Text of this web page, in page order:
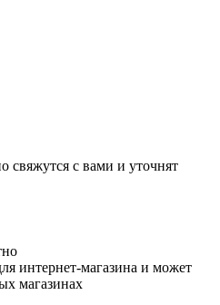
свяжутся с вами и уточнят
интернет-магазина и может
магазинах